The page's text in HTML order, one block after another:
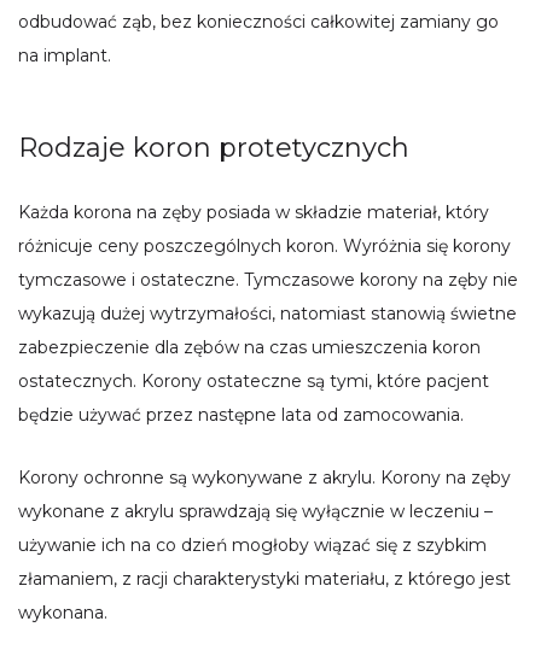
odbudować ząb, bez konieczności całkowitej zamiany go
na implant.
Rodzaje koron protetycznych
Każda korona na zęby posiada w składzie materiał, który
różnicuje ceny poszczególnych koron. Wyróżnia się korony
tymczasowe i ostateczne. Tymczasowe korony na zęby nie
wykazują dużej wytrzymałości, natomiast stanowią świetne
zabezpieczenie dla zębów na czas umieszczenia koron
ostatecznych. Korony ostateczne są tymi, które pacjent
będzie używać przez następne lata od zamocowania.
Korony ochronne są wykonywane z akrylu. Korony na zęby
wykonane z akrylu sprawdzają się wyłącznie w leczeniu –
używanie ich na co dzień mogłoby wiązać się z szybkim
złamaniem, z racji charakterystyki materiału, z którego jest
wykonana.